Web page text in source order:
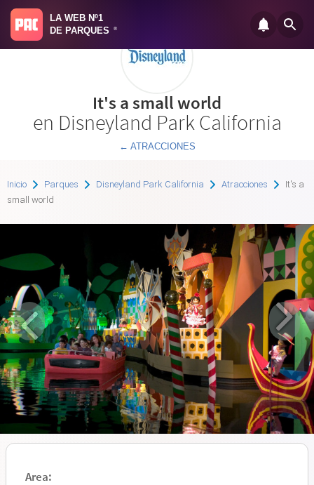
LA WEB Nº1
DE PARQUES
®
It's a small world
en Disneyland Park California
← ATRACCIONES
Inicio Parques Disneyland Park California Atracciones
It's a
small world
Area: